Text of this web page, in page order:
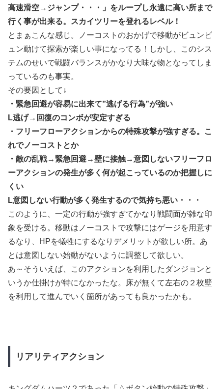
高速滑空→ジャンプ・・・」をループし永遠に高い所まで
行く事が出来る。スカイツリーを登れるレベル！
とまぁこんな感じ。ノーコストのおかげで移動がビュンビ
ュン動けて探索が楽しい事になってる！しかし、このシス
テムのせいで戦闘バランスがかなり大味な物となってしま
っているのも事実。
その要因として↓
・緊急回避が容易に出来て”逃げる行為”が強い
L逃げ→回復のコンボが安定すぎる
・フリーフローアクションからの特殊攻撃が強すぎる。こ
れでノーコストとか
・敵の乱戦→緊急回避→壁に接触→意図しないフリーフロ
ーアクションの発生が多く何が起こっているのか把握しに
くい
L意図しない行動が多く発生するので気持ち悪い・・・
このように、一定の行動が強すぎてかなり戦闘面が雑な印
象を受ける。移動はノーコストで攻撃にはゲージを用意す
るなり、HPを犠牲にするなりデメリットが欲しい所。あ
とは意図しない始動がないように調整して欲しい。
あ～そういえば、このアクションを利用したダンジョンと
いうか仕掛けが特になかったな。床が無くて左右の２枚壁
を利用して進んでいく箇所があっても良かったかも。
リアリティアクション